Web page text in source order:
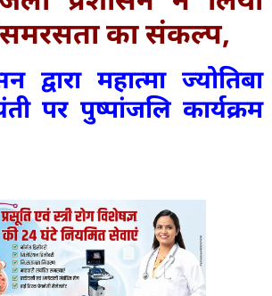
का संकल्प,
द्वारा महात्मा ज्योतिबा
पर पुष्पांजलि कार्यक्रम